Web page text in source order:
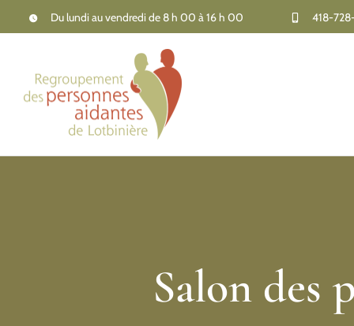
Du lundi au vendredi de 8 h 00 à 16 h 00 418-
Salon des